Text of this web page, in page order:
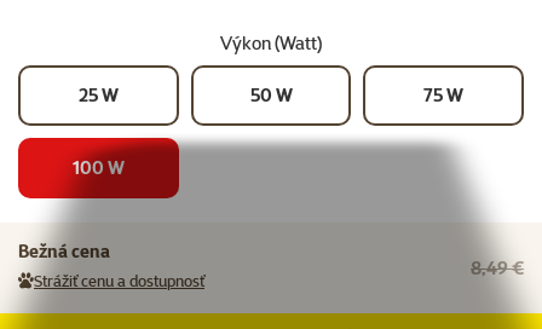
Výkon (Watt)
25 W 50 W 75 W
100 W
Bežná cena
Strážiť cenu a dostupnosť
8,49 €